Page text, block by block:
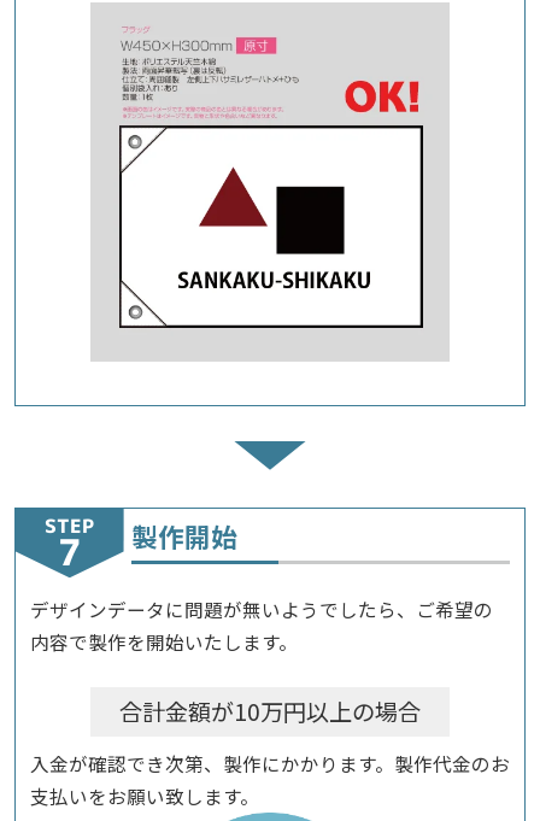
STEP 製作開始
デザインデータに問題が無いようでしたら、ご希望の
内容で製作を開始いたします。
合計金額が10万円以上の場合
入金が確認でき次第、製作にかかります。製作代金のお
支払いをお願い致します。